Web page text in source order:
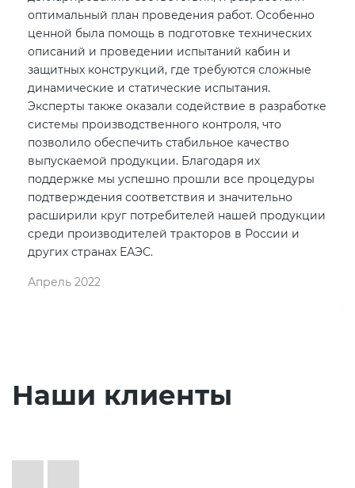
оптимальный план проведения работ. Особенно
ценной была помощь в подготовке технических
описаний и проведении испытаний кабин и
защитных конструкций, где требуются сложные
динамические и статические испытания.
Эксперты также оказали содействие в разработке
системы производственного контроля, что
позволило обеспечить стабильное качество
выпускаемой продукции. Благодаря их
поддержке мы успешно прошли все процедуры
подтверждения соответствия и значительно
расширили круг потребителей нашей продукции
среди производителей тракторов в России и
других странах ЕАЭС.
Апрель 2022
Наши клиенты